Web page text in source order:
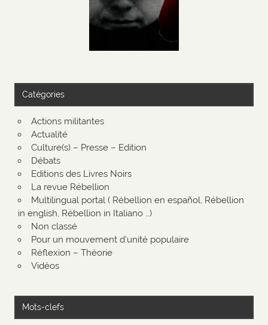
Catégories
Actions militantes
Actualité
Culture(s) – Presse – Edition
Débats
Editions des Livres Noirs
La revue Rébellion
Multilingual portal ( Rébellion en español, Rébellion
in english, Rébellion in Italiano …)
Non classé
Pour un mouvement d'unité populaire
Réflexion – Théorie
Vidéos
Mots-clefs